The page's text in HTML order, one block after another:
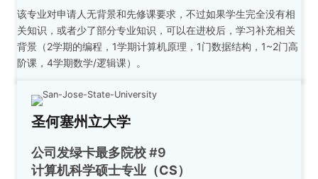
该专业对申请人无背景和先修课要求，不过如果学生完全没有相
关知识，或者少了部分专业知识，可以在进校后，学习补充相关
背景（2学期的编程，1学期计算机原理，1门数据结构，1~2门高
阶课，4学期数学/逻辑课）。
圣何塞州立大学
公司发绿卡最多院校 #9
计算机科学硕士专业（CS）